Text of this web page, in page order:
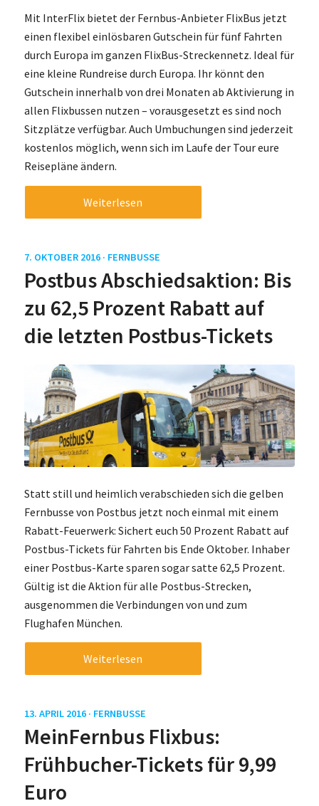
Mit InterFlix bietet der Fernbus-Anbieter FlixBus jetzt
einen flexibel einlösbaren Gutschein für fünf Fahrten
durch Europa im ganzen FlixBus-Streckennetz. Ideal für
eine kleine Rundreise durch Europa. Ihr könnt den
Gutschein innerhalb von drei Monaten ab Aktivierung in
allen Flixbussen nutzen – vorausgesetzt es sind noch
Sitzplätze verfügbar. Auch Umbuchungen sind jederzeit
kostenlos möglich, wenn sich im Laufe der Tour eure
Reisepläne ändern.
Weiterlesen
7. OKTOBER 2016 · FERNBUSSE
Postbus Abschiedsaktion: Bis
zu 62,5 Prozent Rabatt auf
die letzten Postbus-Tickets
Statt still und heimlich verabschieden sich die gelben
Fernbusse von Postbus jetzt noch einmal mit einem
Rabatt-Feuerwerk: Sichert euch 50 Prozent Rabatt auf
Postbus-Tickets für Fahrten bis Ende Oktober. Inhaber
einer Postbus-Karte sparen sogar satte 62,5 Prozent.
Gültig ist die Aktion für alle Postbus-Strecken,
ausgenommen die Verbindungen von und zum
Flughafen München.
Weiterlesen
13. APRIL 2016 · FERNBUSSE
MeinFernbus Flixbus:
Frühbucher-Tickets für 9,99
Euro